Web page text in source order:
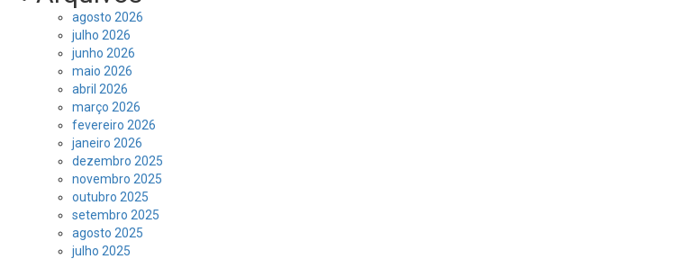
agosto 2026
julho 2026
junho 2026
maio 2026
abril 2026
março 2026
fevereiro 2026
janeiro 2026
dezembro 2025
novembro 2025
outubro 2025
setembro 2025
agosto 2025
julho 2025